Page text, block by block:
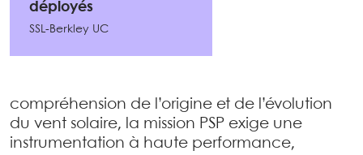
déployés
SSL-Berkley UC
compréhension de l’origine et de l’évolution
du vent solaire, la mission PSP exige une
instrumentation à haute performance,